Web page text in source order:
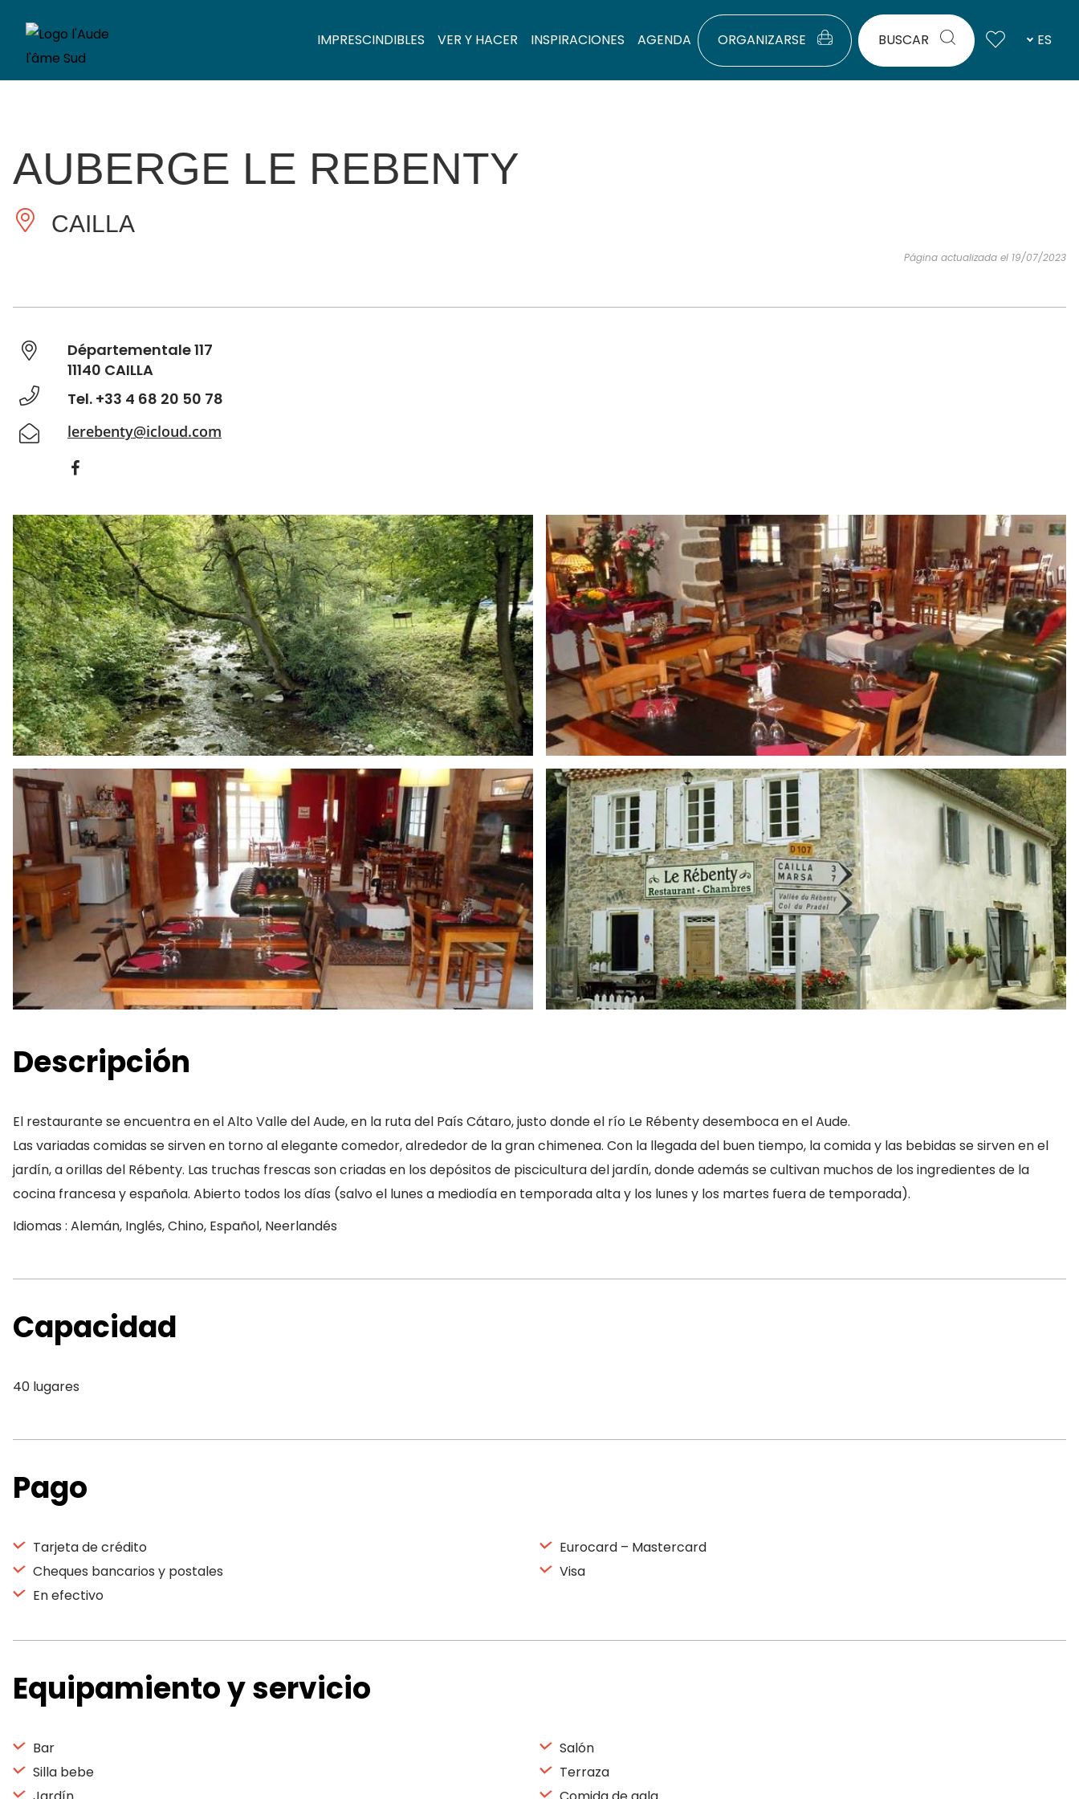
IMPRESCINDIBLES VER Y HACER INSPIRACIONES AGENDA ORGANIZARSE BUSCAR ES
AUBERGE LE REBENTY
CAILLA
Página actualizada el 19/07/2023
Départementale 117
11140 CAILLA
Tel. +33 4 68 20 50 78
lerebenty@icloud.com
Descripción
El restaurante se encuentra en el Alto Valle del Aude, en la ruta del País Cátaro, justo donde el río Le Rébenty desemboca en el Aude.
Las variadas comidas se sirven en torno al elegante comedor, alrededor de la gran chimenea. Con la llegada del buen tiempo, la comida y las bebidas se sirven en el
jardín, a orillas del Rébenty. Las truchas frescas son criadas en los depósitos de piscicultura del jardín, donde además se cultivan muchos de los ingredientes de la
cocina francesa y española. Abierto todos los días (salvo el lunes a mediodía en temporada alta y los lunes y los martes fuera de temporada).
Idiomas : Alemán, Inglés, Chino, Español, Neerlandés
Capacidad
40 lugares
Pago
Tarjeta de crédito
Cheques bancarios y postales
En efectivo
Eurocard – Mastercard
Visa
Equipamiento y servicio
Bar
Silla bebe
Salón
Terraza